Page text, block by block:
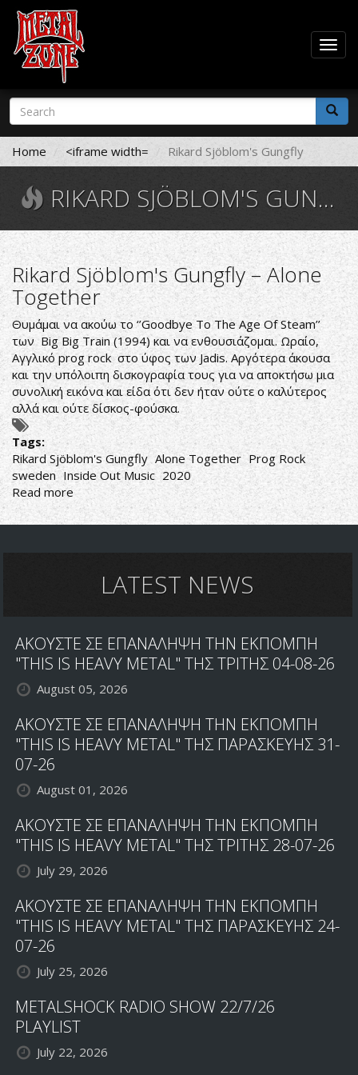
Skip
main
content
Search
form
Search
Home <iframe width= Rikard Sjöblom's Gungfly
RIKARD SJÖBLOM'S GUNGFLY
Rikard Sjöblom's Gungfly ‎– Alone
Together
Θυμάμαι να ακούω το ‘’Goodbye To The Age Of Steam’’
των Big Big Train (1994) και να ενθουσιάζομαι. Ωραίο,
Αγγλικό prog rock στο ύφος των Jadis. Αργότερα άκουσα
και την υπόλοιπη δισκογραφία τους για να αποκτήσω μια
συνολική εικόνα και είδα ότι δεν ήταν ούτε ο καλύτερος
αλλά και ούτε δίσκος-φούσκα.
Tags:
Rikard Sjöblom's Gungfly Alone Together Prog Rock
sweden Inside Out Music 2020
Read more about
Rikard
Sjöblom's
Alone
TogetherLATEST NEWS
ΑΚΟΥΣΤΕ ΣΕ ΕΠΑΝΑΛΗΨΗ ΤΗΝ ΕΚΠΟΜΠΗ
"THIS IS HEAVY METAL" ΤΗΣ ΤΡΙΤΗΣ 04-08-26
August 05, 2026
ΑΚΟΥΣΤΕ ΣΕ ΕΠΑΝΑΛΗΨΗ ΤΗΝ ΕΚΠΟΜΠΗ
"THIS IS HEAVY METAL" ΤΗΣ ΠΑΡΑΣΚΕΥΗΣ 31-
07-26
August 01, 2026
ΑΚΟΥΣΤΕ ΣΕ ΕΠΑΝΑΛΗΨΗ ΤΗΝ ΕΚΠΟΜΠΗ
"THIS IS HEAVY METAL" ΤΗΣ ΤΡΙΤΗΣ 28-07-26
July 29, 2026
ΑΚΟΥΣΤΕ ΣΕ ΕΠΑΝΑΛΗΨΗ ΤΗΝ ΕΚΠΟΜΠΗ
"THIS IS HEAVY METAL" ΤΗΣ ΠΑΡΑΣΚΕΥΗΣ 24-
07-26
July 25, 2026
METALSHOCK RADIO SHOW 22/7/26
PLAYLIST
July 22, 2026